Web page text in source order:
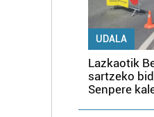
UDALA
Lazkaotik
sartzeko
Senpere